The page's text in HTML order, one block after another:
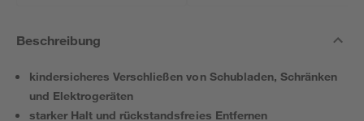
Beschreibung
kindersicheres Verschließen von Schubladen, Schränken
und Elektrogeräten
starker Halt und rückstandsfreies Entfernen